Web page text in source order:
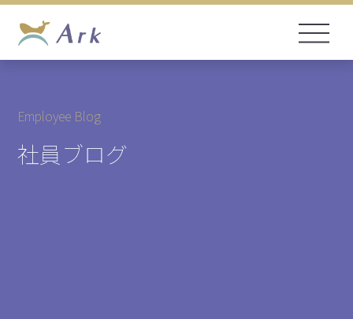
Employee Blog
社員ブログ